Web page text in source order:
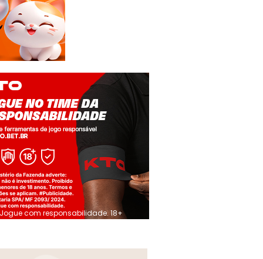
Jogue com responsabilidade. 18+